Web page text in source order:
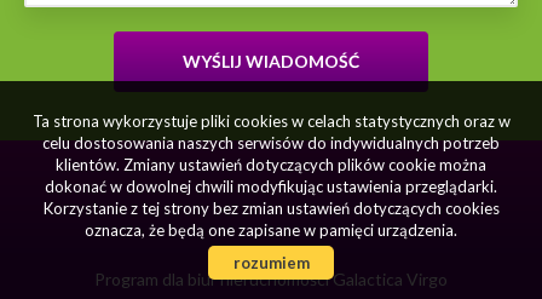
Program dla biur nieruchomościGalactica Virgo
Ta strona wykorzystuje pliki cookies w celach statystycznych oraz w
celu dostosowania naszych serwisów do indywidualnych potrzeb
klientów. Zmiany ustawień dotyczących plików cookie można
dokonać w dowolnej chwili modyfikując ustawienia przeglądarki.
Korzystanie z tej strony bez zmian ustawień dotyczących cookies
oznacza, że będą one zapisane w pamięci urządzenia.
rozumiem